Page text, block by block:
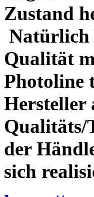
Zustand
Natürlich
Qualität
Photoline
Hersteller
Qualitäts/
der
sich